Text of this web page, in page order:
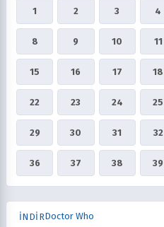
1 2 3 4
8 9 10 11
15 16 17 18
22 23 24 25
29 30 31 32
36 37 38 39
İNDİRDoctor Who